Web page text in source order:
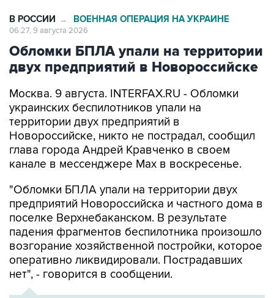
Обломки БПЛА упали на территории
двух предприятий в Новороссийске
Москва. 9 августа. INTERFAX.RU - Обломки
территории двух предприятий в
Новороссийске, никто не пострадал, сообщил
глава города Андрей Кравченко в своем
канале в мессенджере Max в воскресенье.
"Обломки БПЛА упали на территории двух
поселке Верхнебаканском. В результате
падения фрагментов беспилотника произошло
возгорание хозяйственной постройки, которое
оперативно ликвидировали. Пострадавших
нет", - говорится в сообщении.
ХРОНИКА